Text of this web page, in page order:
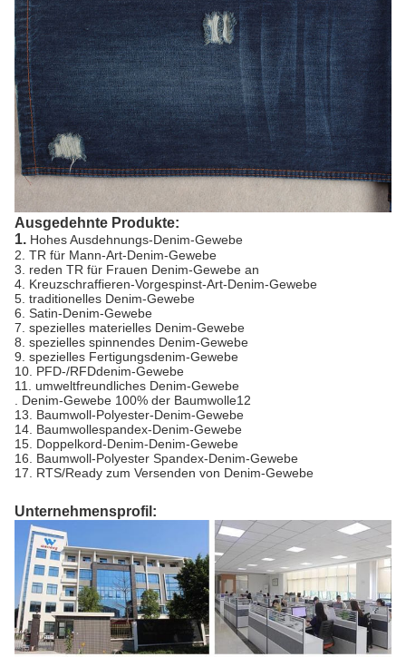
Ausgedehnte Produkte:
1. Hohes Ausdehnungs-Denim-Gewebe
2. TR für Mann-Art-Denim-Gewebe
3. reden TR für Frauen Denim-Gewebe an
4. Kreuzschraffieren-Vorgespinst-Art-Denim-Gewebe
5. traditionelles Denim-Gewebe
6. Satin-Denim-Gewebe
7. spezielles materielles Denim-Gewebe
8. spezielles spinnendes Denim-Gewebe
9. spezielles Fertigungsdenim-Gewebe
10. PFD-/RFDdenim-Gewebe
11. umweltfreundliches Denim-Gewebe
. Denim-Gewebe 100% der Baumwolle12
13. Baumwoll-Polyester-Denim-Gewebe
14. Baumwollespandex-Denim-Gewebe
15. Doppelkord-Denim-Denim-Gewebe
16. Baumwoll-Polyester Spandex-Denim-Gewebe
17. RTS/Ready zum Versenden von Denim-Gewebe
Unternehmensprofil: